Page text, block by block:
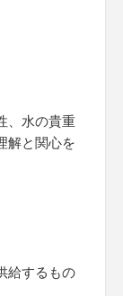
、水の貴重
解と関心を
給するもの